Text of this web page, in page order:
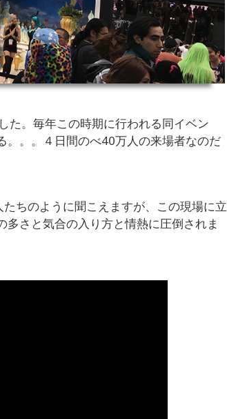
た。毎年この時期に行われる同イベン
。。。４日間のべ40万人の来場者なのだ
ちのように聞こえますが、この現場に立
さと気合の入り方と情熱に圧倒されま